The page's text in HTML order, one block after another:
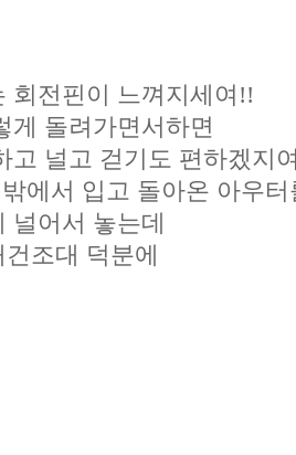
회전핀이 느껴지세여!!
게 돌려가면서하면
고 널고 걷기도 편하겠지
에서 입고 돌아온 아우터
널어서 놓는데
조대 덕분에